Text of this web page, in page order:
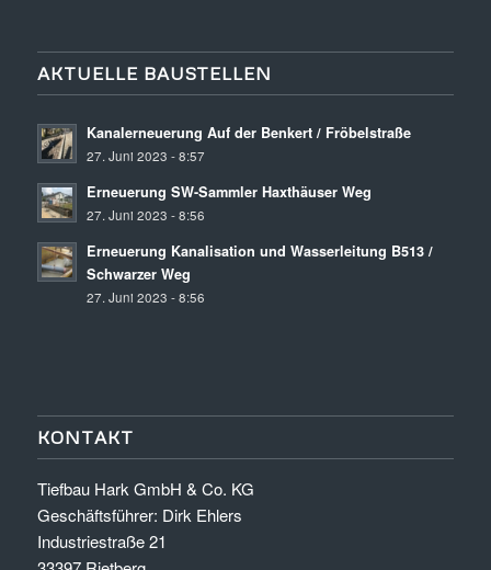
AKTUELLE BAUSTELLEN
Kanalerneuerung Auf der Benkert / Fröbelstraße
27. Juni 2023 - 8:57
Erneuerung SW-Sammler Haxthäuser Weg
27. Juni 2023 - 8:56
Erneuerung Kanalisation und Wasserleitung B513 /
Schwarzer Weg
27. Juni 2023 - 8:56
KONTAKT
Tiefbau Hark GmbH & Co. KG
Geschäftsführer: Dirk Ehlers
Industriestraße 21